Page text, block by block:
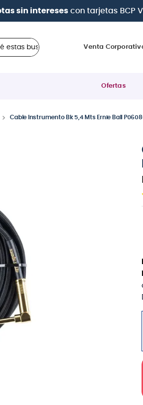
sin interesescon tarjetas BCP
buscando?
Venta
Ofertas
Cable Instrumento Bk 5,4 Mts Ernie Ball